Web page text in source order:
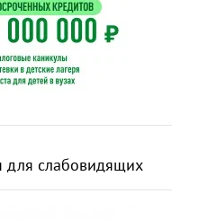
для слабовидящих